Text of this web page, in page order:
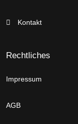
Kontakt
Rechtliches
Impressum
AGB